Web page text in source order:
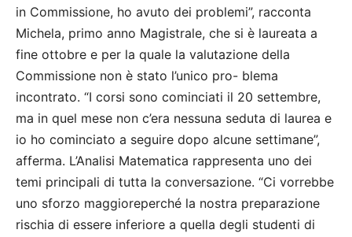
in Commissione, ho avuto dei problemi”, racconta
Michela, primo anno Magistrale, che si è laureata a
fine ottobre e per la quale la valutazione della
Commissione non è stato l’unico pro- blema
incontrato. “I corsi sono cominciati il 20 settembre,
ma in quel mese non c’era nessuna seduta di laurea e
io ho cominciato a seguire dopo alcune settimane”,
afferma. L’Analisi Matematica rappresenta uno dei
temi principali di tutta la conversazione. “Ci vorrebbe
uno sforzo maggioreperché la nostra preparazione
rischia di essere inferiore a quella degli studenti di